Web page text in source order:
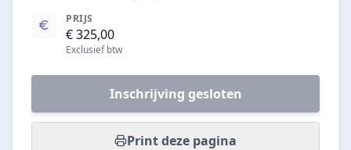
PRIJS
€ 325,00
Exclusief btw
Inschrijving gesloten
Print deze pagina